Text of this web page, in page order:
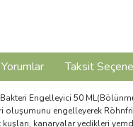
Yorumlar Taksit
Engelleyici 50
oluşumunu engelleyerek
kanaryalar yedikleri